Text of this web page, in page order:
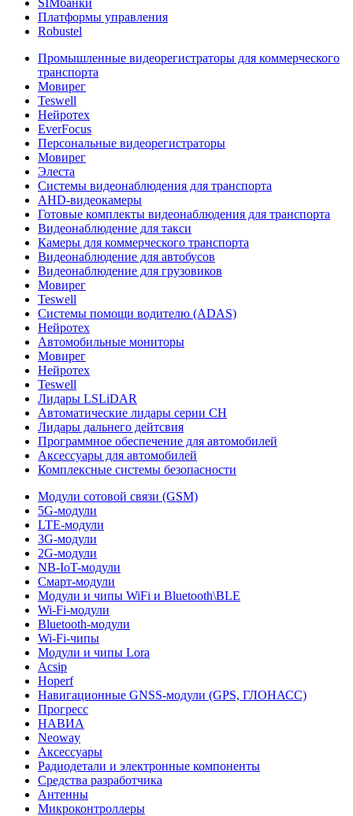
SIMбанки
Платформы управления
Robustel
Промышленные видеорегистраторы для коммерческого
транспорта
Мовирег
Teswell
Нейротех
EverFocus
Персональные видеорегистраторы
Мовирег
Элеста
Системы видеонаблюдения для транспорта
AHD-видеокамеры
Готовые комплекты видеонаблюдения для транспорта
Видеонаблюдение для такси
Камеры для коммерческого транспорта
Видеонаблюдение для автобусов
Видеонаблюдение для грузовиков
Мовирег
Teswell
Системы помощи водителю (ADAS)
Нейротех
Автомобильные мониторы
Мовирег
Нейротех
Teswell
Лидары LSLiDAR
Автоматические лидары серии CH
Лидары дальнего дейтсвия
Программное обеспечение для автомобилей
Аксессуары для автомобилей
Комплексные системы безопасности
Модули сотовой связи (GSM)
5G-модули
LTE-модули
3G-модули
2G-модули
NB-IoT-модули
Смарт-модули
Модули и чипы WiFi и Bluetooth\BLE
Wi-Fi-модули
Bluetooth-модули
Wi-Fi-чипы
Модули и чипы Lora
Acsip
Hoperf
Навигационные GNSS-модули (GPS, ГЛОНАСС)
Прогресс
НАВИА
Neoway
Аксессуары
Радиодетали и электронные компоненты
Средства разработчика
Антенны
Микроконтроллеры